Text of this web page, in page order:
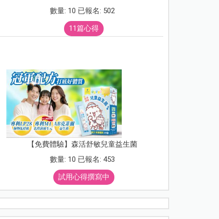
數量: 10 已報名: 502
11篇心得
【免費體驗】森活舒敏兒童益生菌
數量: 10 已報名: 453
試用心得撰寫中